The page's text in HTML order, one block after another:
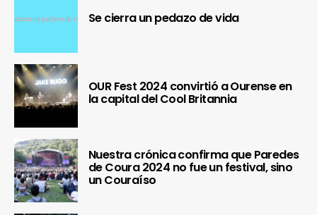
Se cierra un pedazo de vida
OUR Fest 2024 convirtió a Ourense en
la capital del Cool Britannia
Nuestra crónica confirma que Paredes
de Coura 2024 no fue un festival, sino
un Couraíso